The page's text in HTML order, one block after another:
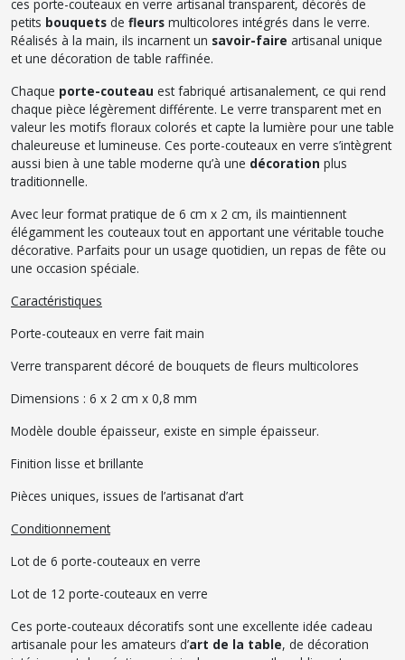
ces porte-couteaux en verre artisanal transparent, décorés de
petits bouquets de fleurs multicolores intégrés dans le verre.
Réalisés à la main, ils incarnent un savoir-faire artisanal unique
et une décoration de table raffinée.
Chaque porte-couteau est fabriqué artisanalement, ce qui rend
chaque pièce légèrement différente. Le verre transparent met en
valeur les motifs floraux colorés et capte la lumière pour une table
chaleureuse et lumineuse. Ces porte-couteaux en verre s’intègrent
aussi bien à une table moderne qu’à une décoration plus
traditionnelle.
Avec leur format pratique de 6 cm x 2 cm, ils maintiennent
élégamment les couteaux tout en apportant une véritable touche
décorative. Parfaits pour un usage quotidien, un repas de fête ou
une occasion spéciale.
Caractéristiques
Porte-couteaux en verre fait main
Verre transparent décoré de bouquets de fleurs multicolores
Dimensions : 6 x 2 cm x 0,8 mm
Modèle double épaisseur, existe en simple épaisseur.
Finition lisse et brillante
Pièces uniques, issues de l’artisanat d’art
Conditionnement
Lot de 6 porte-couteaux en verre
Lot de 12 porte-couteaux en verre
Ces porte-couteaux décoratifs sont une excellente idée cadeau
artisanale pour les amateurs d’art de la table, de décoration